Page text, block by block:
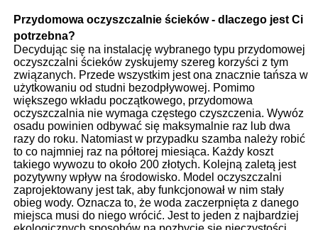
Przydomowa oczyszczalnie ścieków - dlaczego jest Ci
potrzebna?
Decydując się na instalację wybranego typu przydomowej
oczyszczalni ścieków zyskujemy szereg korzyści z tym
związanych. Przede wszystkim jest ona znacznie tańsza w
użytkowaniu od studni bezodpływowej. Pomimo
większego wkładu początkowego, przydomowa
oczyszczalnia nie wymaga częstego czyszczenia. Wywóz
osadu powinien odbywać się maksymalnie raz lub dwa
razy do roku. Natomiast w przypadku szamba należy robić
to co najmniej raz na półtorej miesiąca. Każdy koszt
takiego wywozu to około 200 złotych. Kolejną zaletą jest
pozytywny wpływ na środowisko. Model oczyszczalni
zaprojektowany jest tak, aby funkcjonował w nim stały
obieg wody. Oznacza to, że woda zaczerpnięta z danego
miejsca musi do niego wrócić. Jest to jeden z najbardziej